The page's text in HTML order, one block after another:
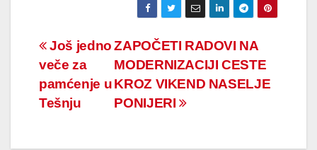
Navigacija
članaka
ZAPOČETI RADOVI NA
MODERNIZACIJI CESTE
KROZ VIKEND NASELJE
PONIJERI
Još jedno
veče za
pamćenje u
Tešnju